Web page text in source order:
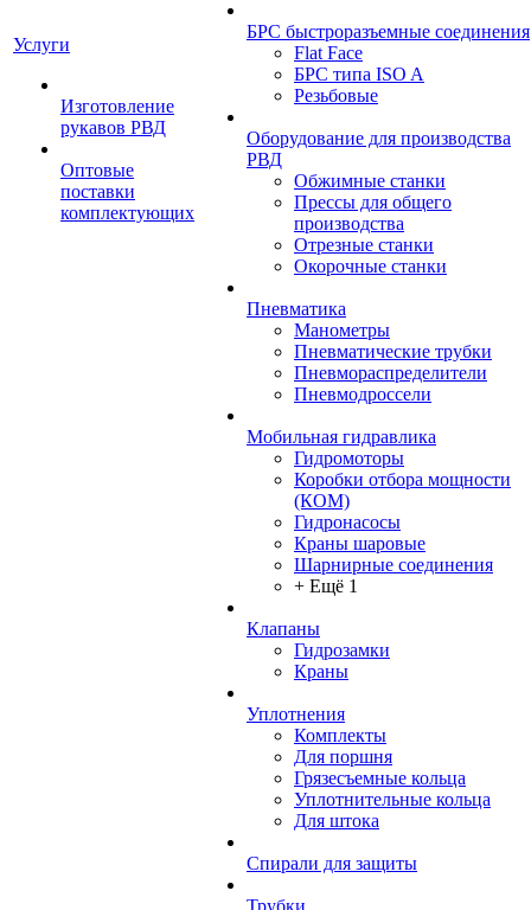
Услуги
Изготовление
рукавов РВД
Оптовые
поставки
комплектующих
БРС быстроразъемные соединения
Flat Face
БРС типа ISO A
Резьбовые
Оборудование для производства
РВД
Обжимные станки
Прессы для общего
производства
Отрезные станки
Окорочные станки
Пневматика
Манометры
Пневматические трубки
Пневмораспределители
Пневмодроссели
Мобильная гидравлика
Гидромоторы
Коробки отбора мощности
(КОМ)
Гидронасосы
Краны шаровые
Шарнирные соединения
+ Ещё 1
Клапаны
Гидрозамки
Краны
Уплотнения
Комплекты
Для поршня
Грязесъемные кольца
Уплотнительные кольца
Для штока
Спирали для защиты
Трубки